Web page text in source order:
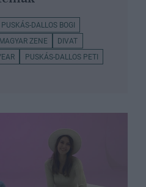
PUSKÁS-DALLOS BOGI
MAGYAR ZENE
DIVAT
PUSKÁS-DALLOS PETI